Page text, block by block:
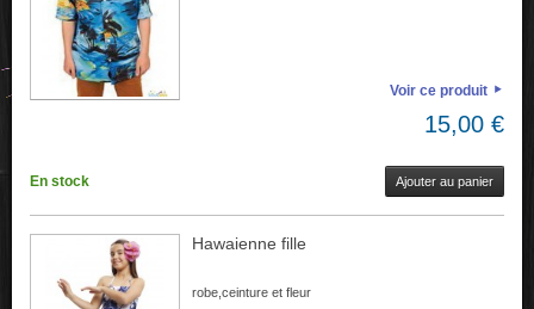
Voir ce produit
15,00 €
En stock Ajouter au panier
Hawaienne fille
robe,ceinture et fleur